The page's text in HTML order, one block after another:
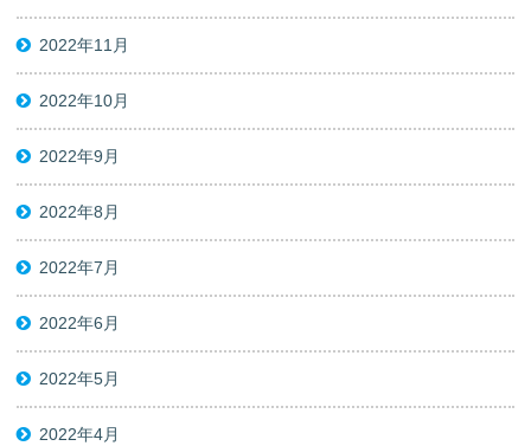
2022年11月
2022年10月
2022年9月
2022年8月
2022年7月
2022年6月
2022年5月
2022年4月